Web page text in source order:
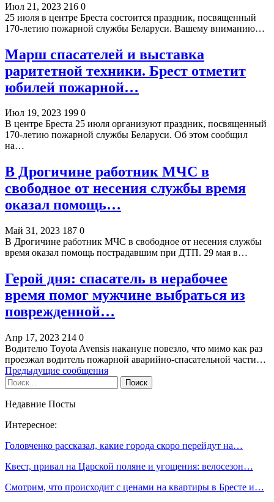
Июл 21, 2023 216 0
25 июля в центре Бреста состоится праздник, посвященный
170-летию пожарной службы Беларуси. Вашему вниманию…
Марш спасателей и выставка
раритетной техники. Брест отметит
юбилей пожарной…
Июл 19, 2023 199 0
В центре Бреста 25 июля организуют праздник, посвященный
170-летию пожарной службы Беларуси. Об этом сообщил
на…
В Дрогичине работник МЧС в
свободное от несения службы время
оказал помощь…
Май 31, 2023 187 0
В Дрогичине работник МЧС в свободное от несения службы
время оказал помощь пострадавшим при ДТП. 29 мая в…
Герой дня: спасатель в нерабочее
время помог мужчине выбраться из
поврежденной…
Апр 17, 2023 214 0
Водителю Toyota Avensis накануне повезло, что мимо как раз
проезжал водитель пожарной аварийно-спасательной части…
Предыдущие сообщения
Недавние Посты
Интересное:
Головченко рассказал, какие города скоро перейдут на…
Квест, привал на Царской поляне и угощения: велосезон…
Смотрим, что происходит с ценами на квартиры в Бресте и…